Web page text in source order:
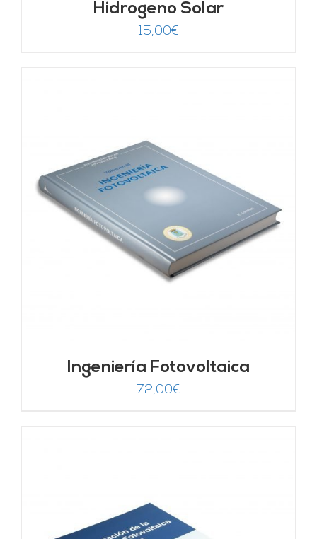
Hidrogeno Solar
15,00€
Ingeniería Fotovoltaica
72,00€